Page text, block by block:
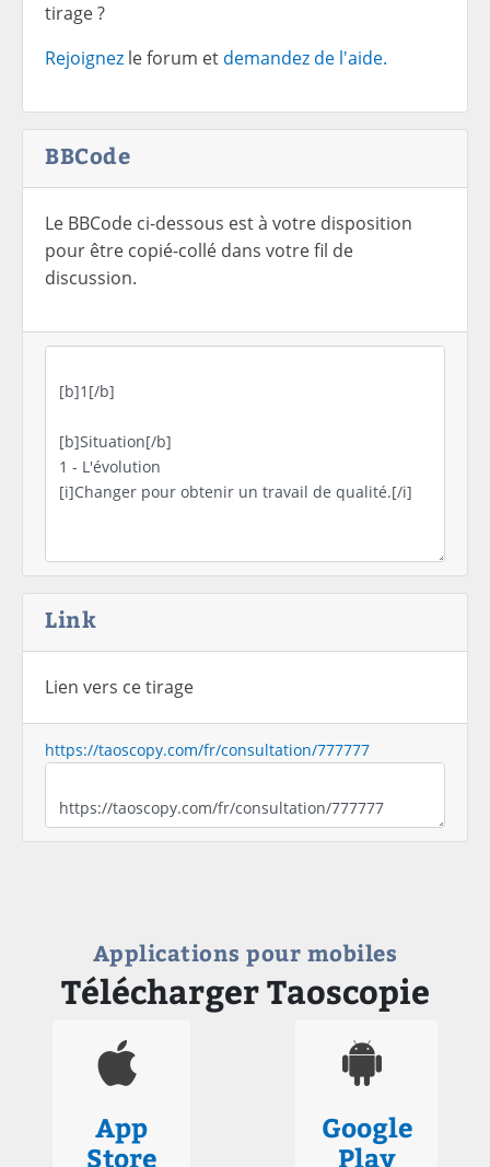
tirage ?
Rejoignez le forum et demandez de l'aide.
BBCode
Le BBCode ci-dessous est à votre disposition
pour être copié-collé dans votre fil de
discussion.
Link
Lien vers ce tirage
https://taoscopy.com/fr/consultation/777777
Applications pour mobiles
Télécharger Taoscopie
App
Store
Google
Play